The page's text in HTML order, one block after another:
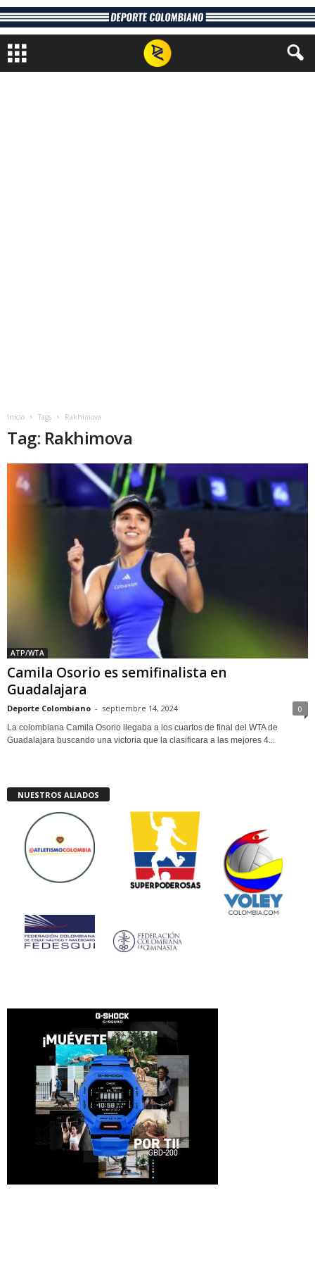
Inicio Tags Rakhimova
Tag: Rakhimova
ATP/WTA
Camila Osorio es semifinalista en
Guadalajara
Deporte Colombiano - septiembre 14, 2024 0
La colombiana Camila Osorio llegaba a los cuartos de final del WTA de
Guadalajara buscando una victoria que la clasificara a las mejores 4...
NUESTROS ALIADOS